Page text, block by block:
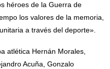
héroes de la Guerra de
los valores de la memoria,
a través del deporte».
atlética Hernán Morales,
Acuña, Gonzalo